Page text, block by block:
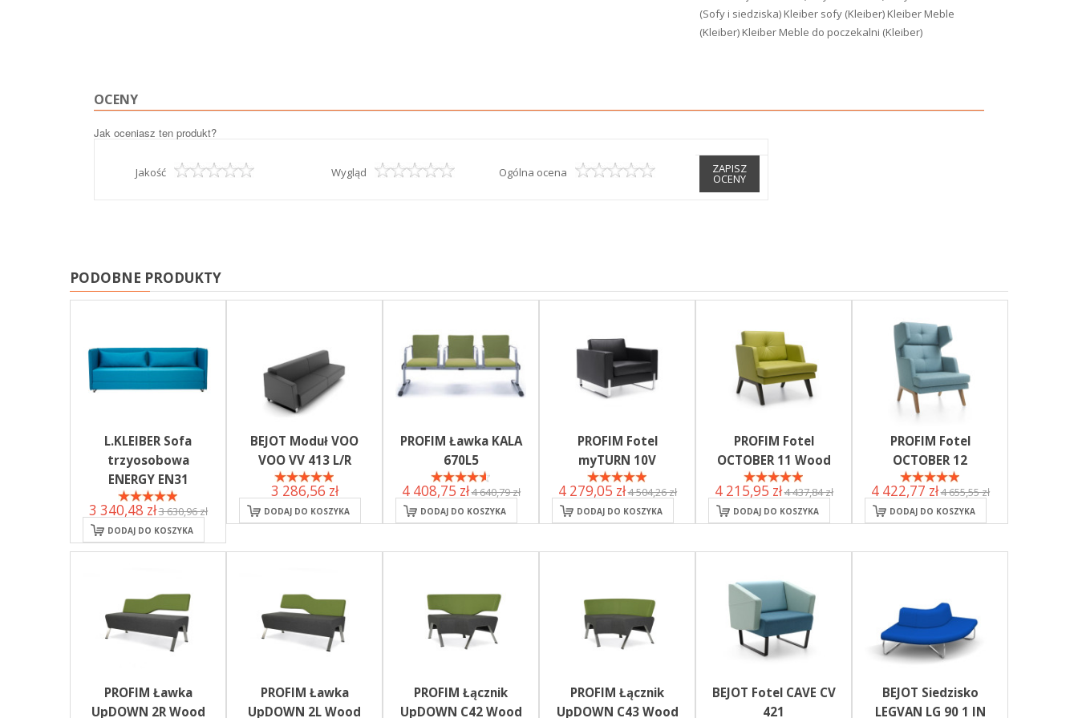
(Sofy i siedziska) Kleiber sofy (Kleiber) Kleiber Meble
(Kleiber) Kleiber Meble do poczekalni (Kleiber)
OCENY
Jak oceniasz ten produkt?
Jakość Wygląd Ogólna ocena ZAPISZ
OCENY
PODOBNE PRODUKTY
L.KLEIBER Sofa
trzyosobowa
ENERGY EN31
3 340,48 zł3 630,96 zł
DODAJ DO KOSZYKA
BEJOT Moduł VOO
VOO VV 413 L/R
3 286,56 zł
DODAJ DO KOSZYKA
PROFIM Ławka KALA
670L5
4 408,75 zł4 640,79 zł
DODAJ DO KOSZYKA
PROFIM Fotel
myTURN 10V
4 279,05 zł4 504,26 zł
DODAJ DO KOSZYKA
PROFIM Fotel
OCTOBER 11 Wood
4 215,95 zł4 437,84 zł
DODAJ DO KOSZYKA
PROFIM Fotel
OCTOBER 12
4 422,77 zł4 655,55 zł
DODAJ DO KOSZYKA
PROFIM Ławka
UpDOWN 2R Wood
PROFIM Ławka
UpDOWN 2L Wood
PROFIM Łącznik
UpDOWN C42 Wood
PROFIM Łącznik
UpDOWN C43 Wood
BEJOT Fotel CAVE CV
421
BEJOT Siedzisko
LEGVAN LG 90 1 IN